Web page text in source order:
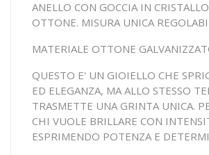
ANELLO CON GOCCIA IN
OTTONE. MISURA UNICA
MATERIALE OTTONE
QUESTO E' UN GIOIELLO CHE
ED ELEGANZA, MA ALLO STESSO
TRASMETTE UNA GRINTA UNICA.
CHI VUOLE BRILLARE CON
ESPRIMENDO POTENZA E